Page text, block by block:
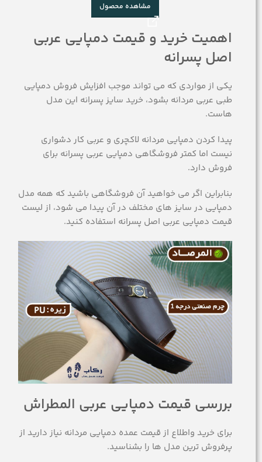
مشاهده محصول
اهمیت خرید و قیمت دمپایی عربی
اصل پسرانه
یکی از مواردی که می تواند موجب افزایش فروش دمپایی
طبی عربی مردانه بشود، خرید سایز پسرانه این مدل
هاست.
پیدا کردن دمپایی مردانه لاکچری و عربی کار دشواری
نیست اما کمتر فروشگاهی دمپایی عربی پسرانه برای
فروش دارد.
بنابراین اگر می خواهید آن فروشگاهی باشید که همه مدل
دمپایی در سایز های مختلف در آن پیدا می شود، از لیست
قیمت دمپایی عربی اصل پسرانه استفاده کنید.
بررسی قیمت دمپایی عربی المطراش
برای خرید واطلاع از قیمت عمده دمپایی مردانه نیاز دارید از
پرفروش ترین مدل ها را بشناسید.